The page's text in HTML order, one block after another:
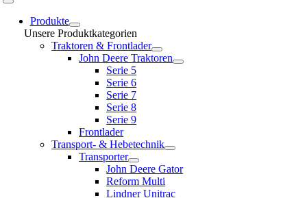
Toggle
NavigationProdukte
Unsere Produktkategorien
Traktoren & Frontlader
John Deere Traktoren
Serie 5
Serie 6
Serie 7
Serie 8
Serie 9
Frontlader
Transport- & Hebetechnik
Transporter
John Deere Gator
Reform Multi
Lindner Unitrac